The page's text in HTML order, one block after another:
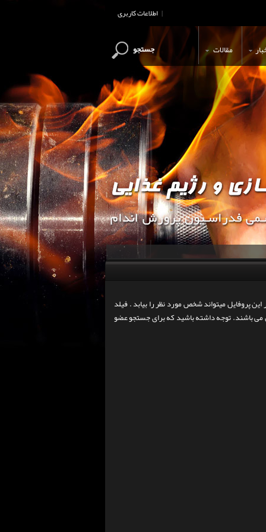
اطلاعات کاربری |
مقالات جستجو
این وب سایت جهت اطلاع رسانی و
پروفایل میتواند شخص مورد نظر را بیابد . فیلد
می باشند. توجه داشته باشید که برای جستجو عضو